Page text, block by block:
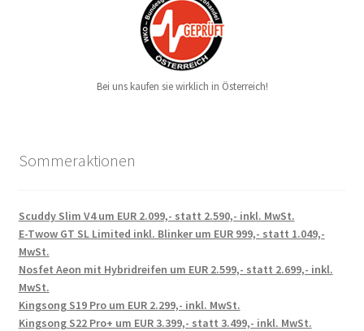
Bei uns kaufen sie wirklich in Österreich!
Sommeraktionen
Scuddy Slim V4 um EUR 2.099,- statt 2.590,- inkl. MwSt.
E-Twow GT SL Limited inkl. Blinker um EUR 999,- statt 1.049,-
MwSt.
Nosfet Aeon mit Hybridreifen um EUR 2.599,- statt 2.699,- inkl.
MwSt.
Kingsong S19 Pro um EUR 2.299,- inkl. MwSt.
Kingsong S22 Pro+ um EUR 3.399,- statt 3.499,- inkl. MwSt.